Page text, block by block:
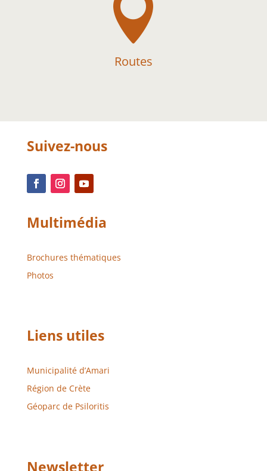

Routes
Suivez-nous
Multimédia
Brochures thématiques
Photos
Liens utiles
Municipalité d’Amari
Région de Crète
Géoparc de Psiloritis
Newsletter